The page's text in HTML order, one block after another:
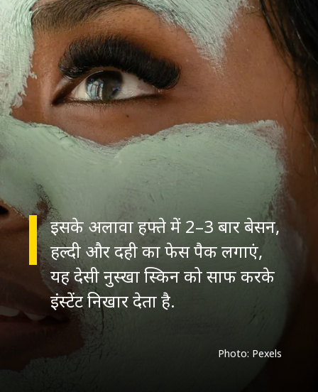
इसके अलावा हफ्ते में 2–3 बार बेसन,
हल्दी और दही का फेस पैक लगाएं,
यह देसी नुस्खा स्किन को साफ करके
Photo: Pexels